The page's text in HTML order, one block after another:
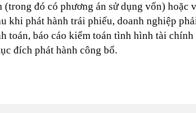
(trong đó có phương án sử dụng vốn) hoặc
khi phát hành trái phiếu, doanh nghiệp
toán, báo cáo kiểm toán tình hình tài
đích phát hành công bố.